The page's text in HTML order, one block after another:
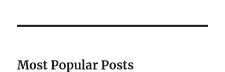
Most Popular Posts